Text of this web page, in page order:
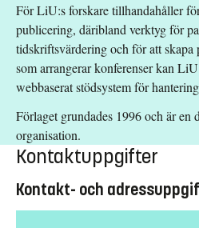
För LiU:s forskare tillhandahåller
publicering, däribland verktyg för
tidskriftsvärdering och för att
som arrangerar konferenser kan
webbaserat stödsystem för
Förlaget grundades 1996 och är en
organisation.
Kontaktuppgifter
Kontakt- och